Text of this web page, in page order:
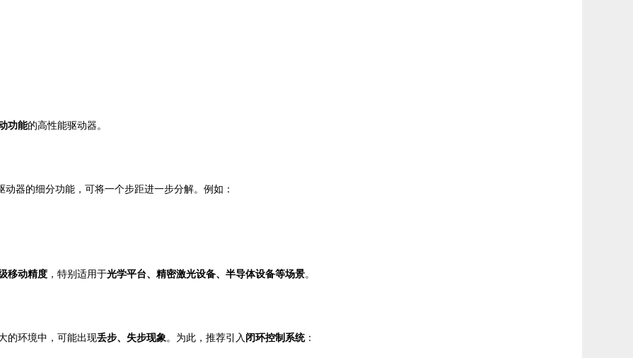
功能的高性能驱动器。
器的细分功能，可将一个步距进一步分解。例如：
移动精度 ，特别适用于光学平台、精密激光设备、半导体设备等场景。
的环境中，可能出现丢步、失步现象。为此，推荐引入 闭环控制系统：